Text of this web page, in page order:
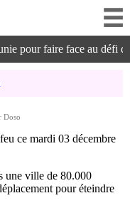
pour faire face au défi
Doso
ce mardi 03 décembre
une ville de 80.000
pour éteindre